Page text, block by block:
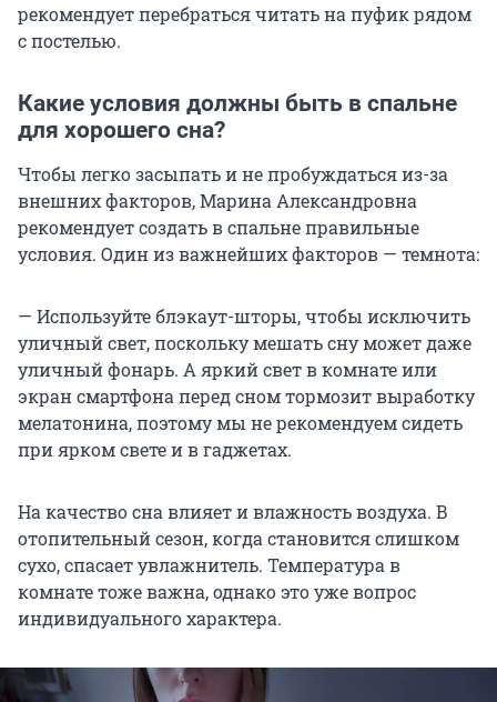
рекомендует перебраться читать на пуфик рядом
с постелью.
Какие условия должны быть в спальне
для хорошего сна?
Чтобы легко засыпать и не пробуждаться из-за
внешних факторов, Марина Александровна
рекомендует создать в спальне правильные
условия. Один из важнейших факторов — темнота:
— Используйте блэкаут-шторы, чтобы исключить
уличный свет, поскольку мешать сну может даже
уличный фонарь. А яркий свет в комнате или
экран смартфона перед сном тормозит выработку
мелатонина, поэтому мы не рекомендуем сидеть
при ярком свете и в гаджетах.
На качество сна влияет и влажность воздуха. В
отопительный сезон, когда становится слишком
сухо, спасает увлажнитель. Температура в
комнате тоже важна, однако это уже вопрос
индивидуального характера.